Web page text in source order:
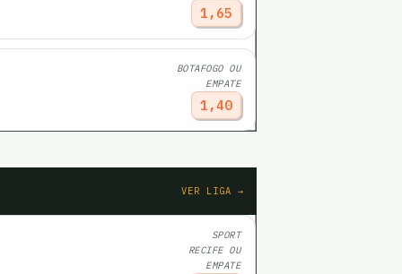
1,65
BOTAFOGO OU
EMPATE
1,40
VER LIGA →
SPORT
RECIFE OU
EMPATE